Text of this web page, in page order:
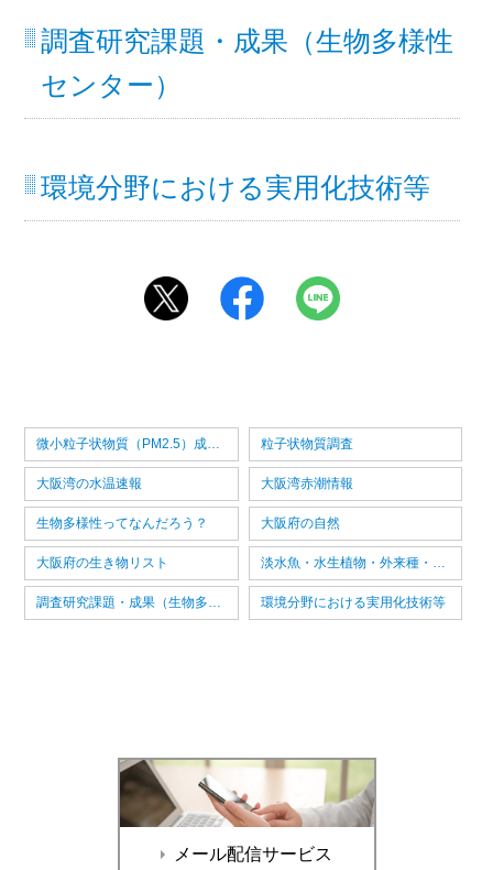
調査研究課題・成果（生物多様性
センター）
環境分野における実用化技術等
粒子状物質調査
大阪湾の水温速報 大阪湾赤潮情報
生物多様性ってなんだろう？ 大阪府の自然
大阪府の生き物リスト
環境分野における実用化技術等
メール配信サービス